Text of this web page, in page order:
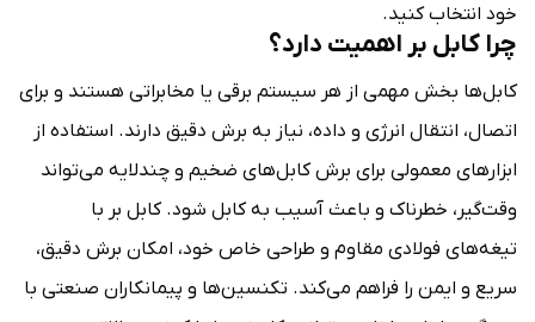
خود انتخاب کنید.
چرا کابل بر اهمیت دارد؟
کابل‌ها بخش مهمی از هر سیستم برقی یا مخابراتی هستند و برای
اتصال، انتقال انرژی و داده، نیاز به برش دقیق دارند. استفاده از
ابزارهای معمولی برای برش کابل‌های ضخیم و چندلایه می‌تواند
وقت‌گیر، خطرناک و باعث آسیب به کابل شود. کابل بر با
تیغه‌های فولادی مقاوم و طراحی خاص خود، امکان برش دقیق،
سریع و ایمن را فراهم می‌کند. تکنسین‌ها و پیمانکاران صنعتی با